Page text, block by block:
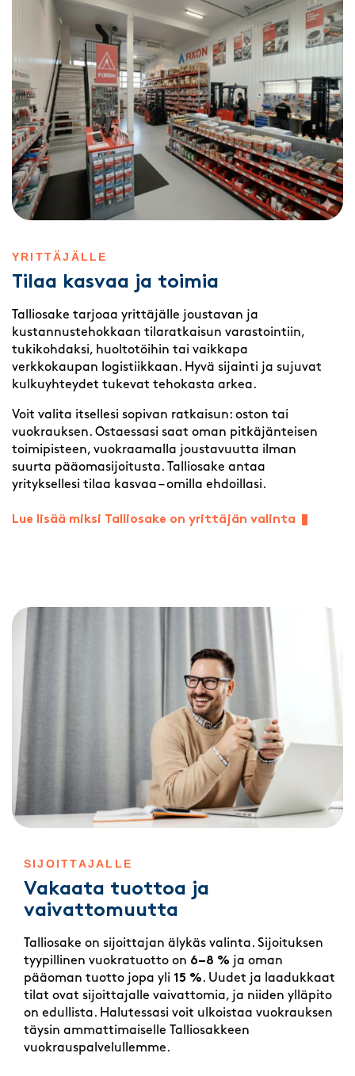
YRITTÄJÄLLE
Tilaa kasvaa ja toimia
Talliosake tarjoaa yrittäjälle joustavan ja
kustannustehokkaan tilaratkaisun varastointiin,
tukikohdaksi, huoltotöihin tai vaikkapa
verkkokaupan logistiikkaan. Hyvä sijainti ja sujuvat
kulkuyhteydet tukevat tehokasta arkea.
Voit valita itsellesi sopivan ratkaisun: oston tai
vuokrauksen. Ostaessasi saat oman pitkäjänteisen
toimipisteen, vuokraamalla joustavuutta ilman
suurta pääomasijoitusta. Talliosake antaa
yrityksellesi tilaa kasvaa – omilla ehdoillasi.
Lue lisää miksi Talliosake on yrittäjän valinta
SIJOITTAJALLE
Vakaata tuottoa ja
vaivattomuutta
Talliosake on sijoittajan älykäs valinta. Sijoituksen
tyypillinen vuokratuotto on 6–8 % ja oman
pääoman tuotto jopa yli 15 %. Uudet ja laadukkaat
tilat ovat sijoittajalle vaivattomia, ja niiden ylläpito
on edullista. Halutessasi voit ulkoistaa vuokrauksen
täysin ammattimaiselle Talliosakkeen
vuokrauspalvelullemme.